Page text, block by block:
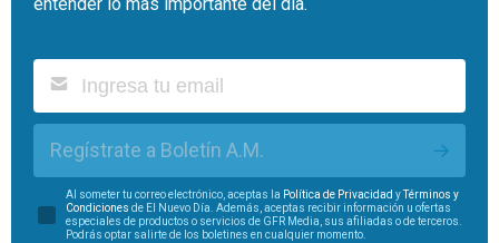
Regístrate a Boletín A.M.
Al someter tu correo electrónico, aceptas la Política de Privacidad yTérminos y
Condiciones de El Nuevo Día. Además, aceptas recibir información u ofertas
especiales de productos o servicios de GFR Media, sus afiliadas o de terceros.
Podrás optar salirte de los boletines en cualquier momento.